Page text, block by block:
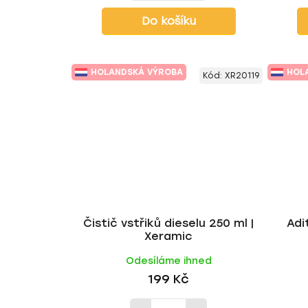
Do košíku
HOLANDSKÁ VÝROBA
Čistič vstřiků dieselu 250 ml |
Xeramic
Odesíláme ihned
199 Kč
Kód: XR20119